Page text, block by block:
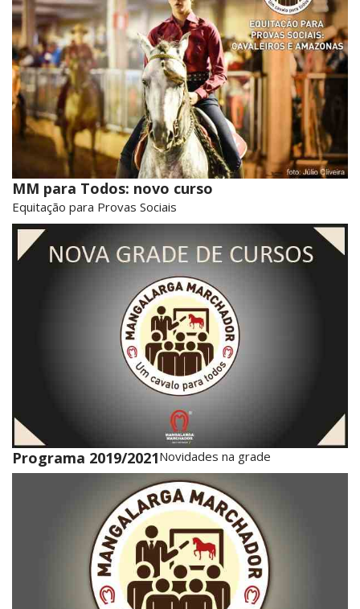
MM para Todos: novo curso
Equitação para Provas Sociais
Programa 2019/2021Novidades na grade